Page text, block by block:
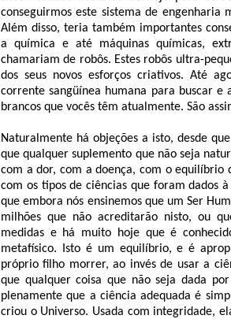
conseguirmos este sistema de
Além disso, teria também importantes
a química e até máquinas químicas,
chamariam de robôs. Estes robôs ultra-
dos seus novos esforços criativos. Até
corrente sangüínea humana para buscar
brancos que vocês têm atualmente. São
Naturalmente há objeções a isto, desde
que qualquer suplemento que não seja
com a dor, com a doença, com o
com os tipos de ciências que foram dados
que embora nós ensinemos que um Ser
milhões que não acreditarão nisto, ou
medidas e há muito hoje que é
metafísico. Isto é um equilíbrio, e é
próprio filho morrer, ao invés de usar a
que qualquer coisa que não seja dada
plenamente que a ciência adequada é
criou o Universo. Usada com integridade,